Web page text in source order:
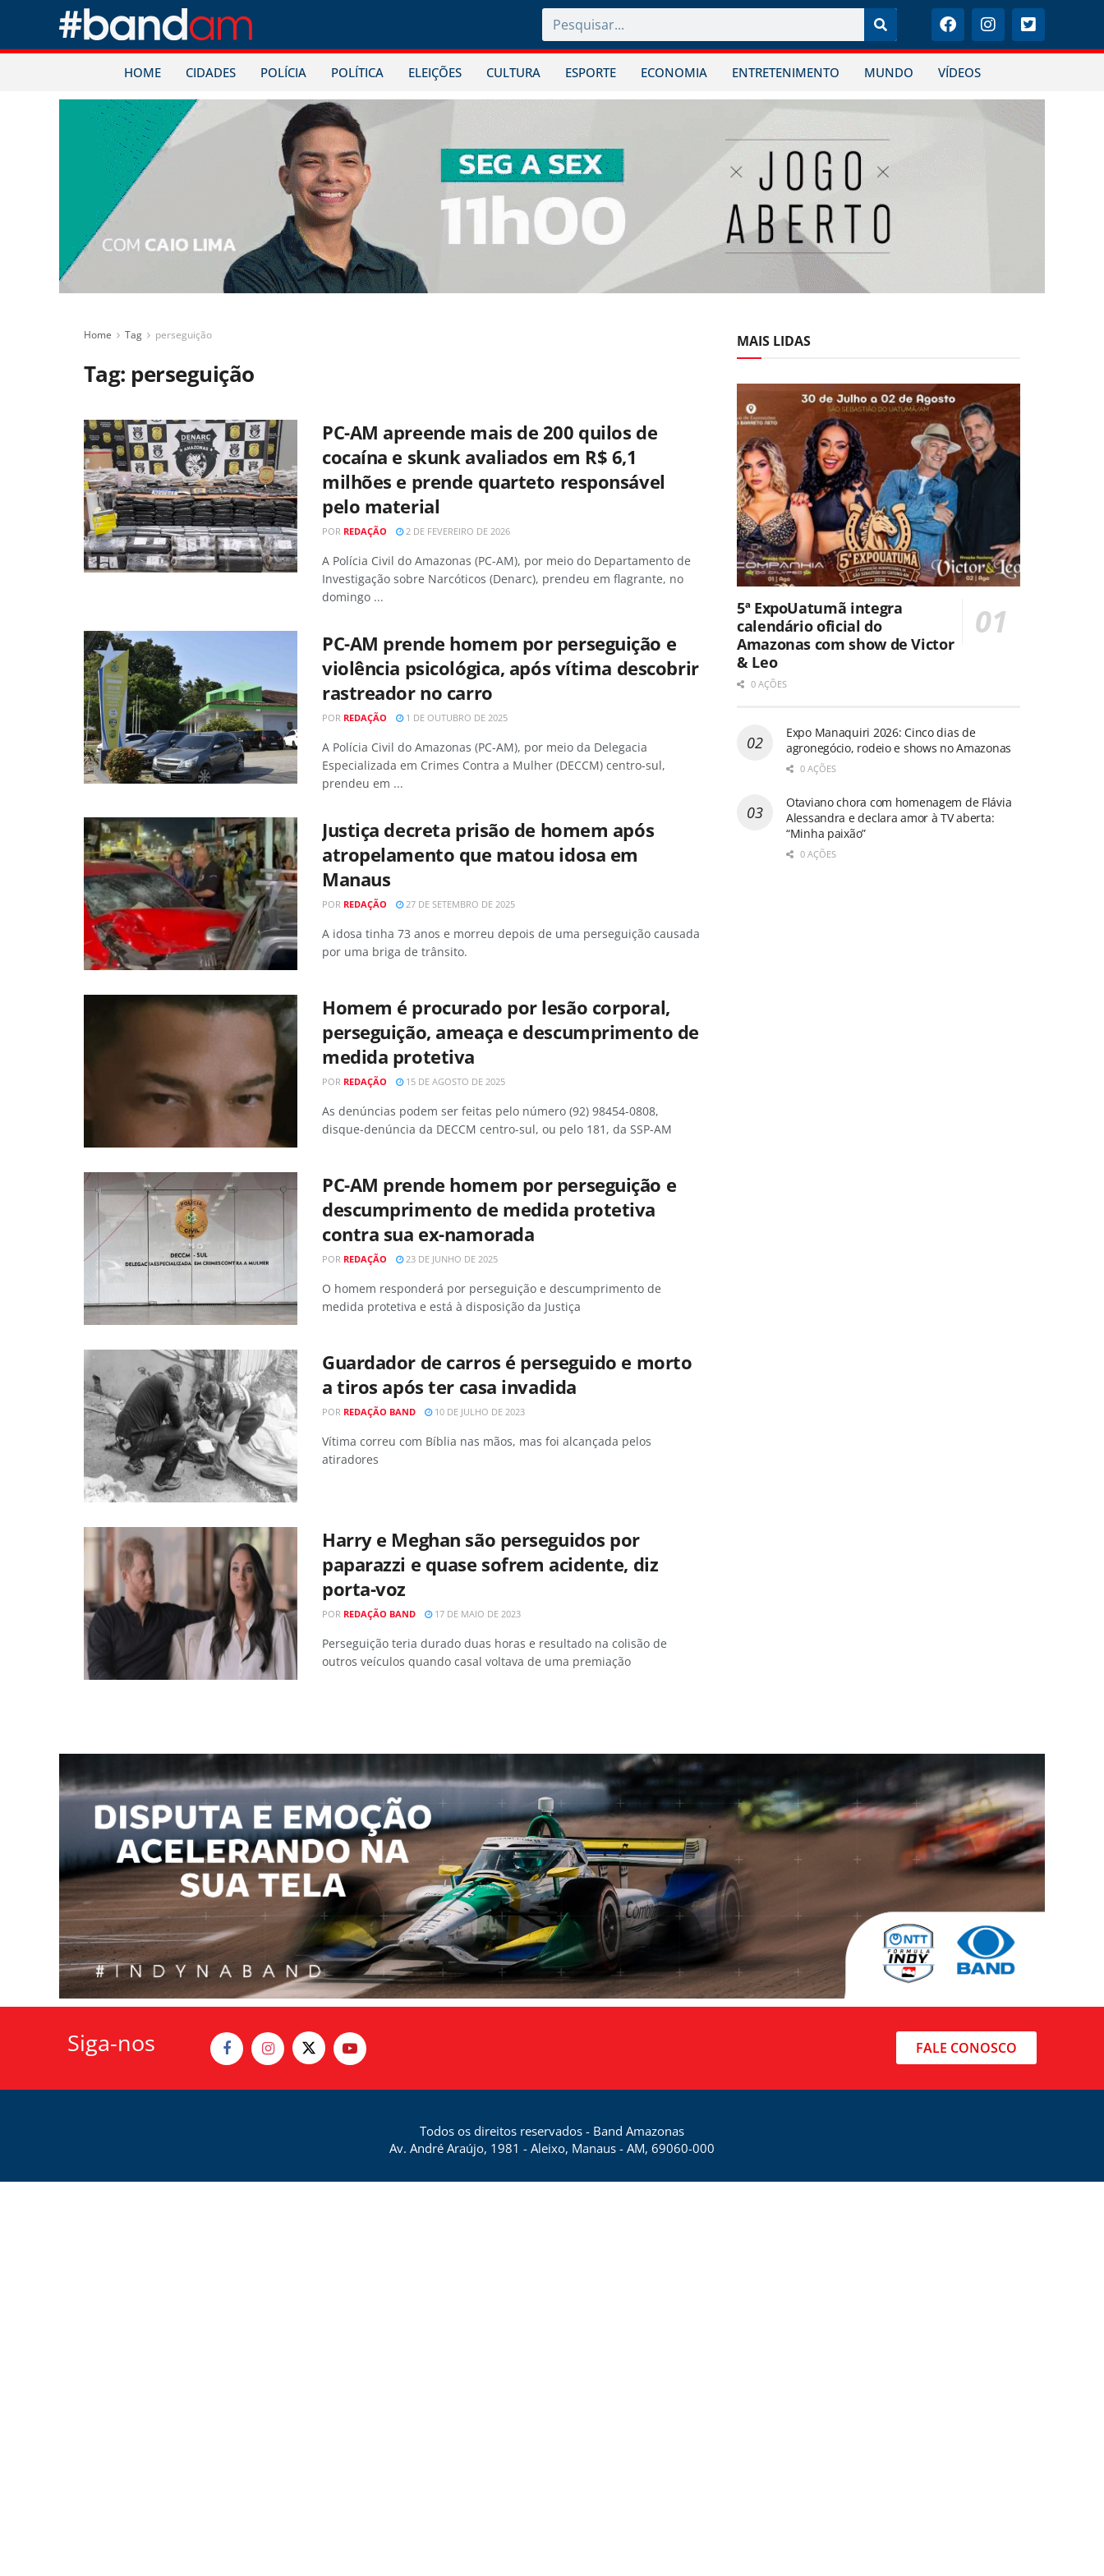
HOME CIDADES POLÍCIA POLÍTICA ELEIÇÕES CULTURA ESPORTE ECONOMIA ENTRETENIMENTO MUNDO VÍDEOS
Home Tag perseguição
Tag: perseguição
PC-AM apreende mais de 200 quilos de
cocaína e skunk avaliados em R$ 6,1
milhões e prende quarteto responsável
pelo material
POR REDAÇÃO 2 DE FEVEREIRO DE 2026
A Polícia Civil do Amazonas (PC-AM), por meio do Departamento de
Investigação sobre Narcóticos (Denarc), prendeu em flagrante, no
domingo ...
PC-AM prende homem por perseguição e
violência psicológica, após vítima descobrir
rastreador no carro
POR REDAÇÃO 1 DE OUTUBRO DE 2025
A Polícia Civil do Amazonas (PC-AM), por meio da Delegacia
Especializada em Crimes Contra a Mulher (DECCM) centro-sul,
prendeu em ...
Justiça decreta prisão de homem após
atropelamento que matou idosa em
Manaus
POR REDAÇÃO 27 DE SETEMBRO DE 2025
A idosa tinha 73 anos e morreu depois de uma perseguição causada
por uma briga de trânsito.
Homem é procurado por lesão corporal,
perseguição, ameaça e descumprimento de
medida protetiva
POR REDAÇÃO 15 DE AGOSTO DE 2025
As denúncias podem ser feitas pelo número (92) 98454-0808,
disque-denúncia da DECCM centro-sul, ou pelo 181, da SSP-AM
PC-AM prende homem por perseguição e
descumprimento de medida protetiva
contra sua ex-namorada
POR REDAÇÃO 23 DE JUNHO DE 2025
O homem responderá por perseguição e descumprimento de
medida protetiva e está à disposição da Justiça
Guardador de carros é perseguido e morto
a tiros após ter casa invadida
POR REDAÇÃO BAND 10 DE JULHO DE 2023
Vítima correu com Bíblia nas mãos, mas foi alcançada pelos
atiradores
Harry e Meghan são perseguidos por
paparazzi e quase sofrem acidente, diz
porta-voz
POR REDAÇÃO BAND 17 DE MAIO DE 2023
Perseguição teria durado duas horas e resultado na colisão de
outros veículos quando casal voltava de uma premiação
MAIS LIDAS
5ª ExpoUatumã integra
calendário oficial do
Amazonas com show de Victor
& Leo
0 AÇÕES
Expo Manaquiri 2026: Cinco dias de
agronegócio, rodeio e shows no Amazonas
0 AÇÕES
Otaviano chora com homenagem de Flávia
Alessandra e declara amor à TV aberta:
“Minha paixão”
0 AÇÕES
Siga-nos FALE CONOSCO
Todos os direitos reservados - Band Amazonas
Av. André Araújo, 1981 - Aleixo, Manaus - AM, 69060-000